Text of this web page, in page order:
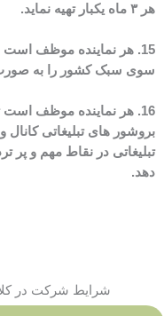
هر ۳ ماه یکبار تهیه نماید.
15. هر نماینده موظف
سوی سبک کشور را به صورت
16. هر نماینده موظف
بروشور های تبلیغاتی کانال
تبلیغاتی در نقاط مهم و پر
دهد.
شرایط شرکت در